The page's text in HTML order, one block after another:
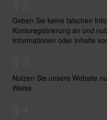
Geben Sie keine falschen
Kontoregistrierung an und
Informationen oder Inhalte
Nutzen Sie unsere Website
Weise.